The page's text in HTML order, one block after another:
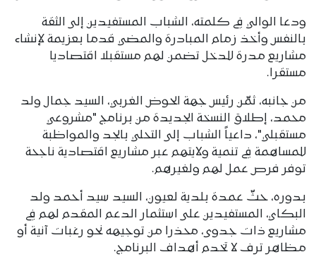
ودعا الوالي في كلمته، الشباب المستفيدين إلى الثقة
بالنفس وأخذ زمام المبادرة والمضي قدما بعزيمة لإنشاء
مشاريع مدرة للدخل تضمن لهم مستقبلا اقتصاديا
مستقرا.
من جانبه، ثمّن رئيس جهة الحوض الغربي، السيد جمال ولد
محمد، إطلاق النسخة الجديدة من برنامج "مشروعي
مستقبلي"، داعياً الشباب إلى التحلي بالجد والمواظبة
للمساهمة في تنمية ولايتهم عبر مشاريع اقتصادية ناجحة
توفر فرص عمل لهم ولغيرهم.
بدوره، حثّ عمدة بلدية لعيون، السيد سيد أحمد ولد
البكاي، المستفيدين على استثمار الدعم المقدم لهم في
مشاريع ذات جدوى، محذرا من توجيهه نحو رغبات آنية أو
مظاهر ترف لا تخدم أهداف البرنامج.